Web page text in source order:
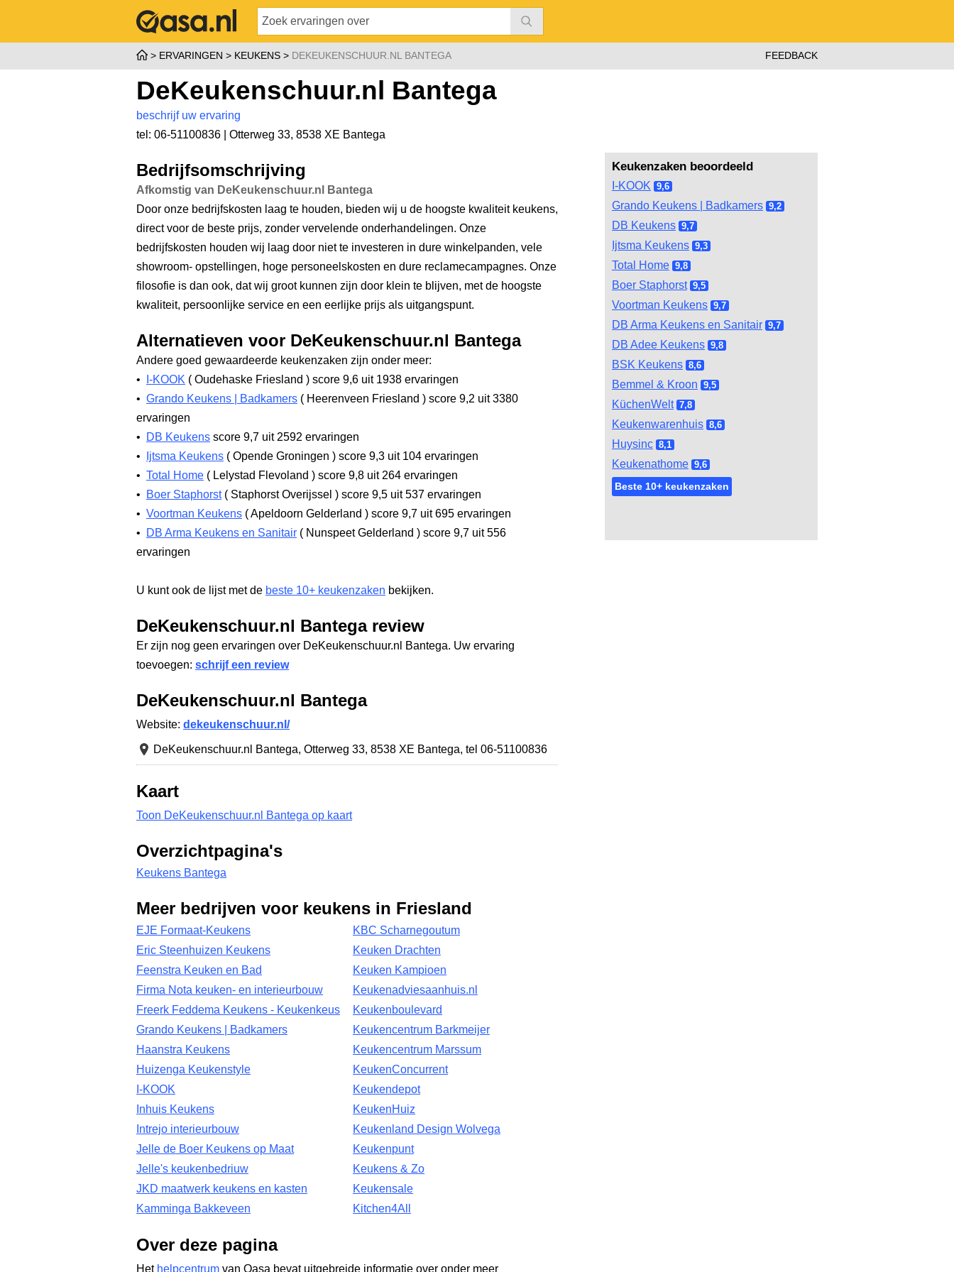
ERVARINGEN KEUKENS DEKEUKENSCHUUR.NL BANTEGA FEEDBACK
DeKeukenschuur.nl Bantega
beschrijf uw ervaring
tel: 06-51100836 | Otterweg 33, 8538 XE Bantega
Keukenzaken beoordeeld
I-KOOK 9,6
Grando Keukens | Badkamers 9,2
DB Keukens 9,7
Ijtsma Keukens 9,3
Total Home 9,8
Boer Staphorst 9,5
Voortman Keukens 9,7
DB Arma Keukens en Sanitair 9,7
DB Adee Keukens 9,8
BSK Keukens 8,6
Bemmel & Kroon 9,5
KüchenWelt 7,8
Keukenwarenhuis 8,6
Huysinc 8,1
Keukenathome 9,6
Beste 10+ keukenzaken
Bedrijfsomschrijving
Afkomstig van DeKeukenschuur.nl Bantega
Door onze bedrijfskosten laag te houden, bieden wij u de hoogste kwaliteit keukens,
direct voor de beste prijs, zonder vervelende onderhandelingen. Onze
bedrijfskosten houden wij laag door niet te investeren in dure winkelpanden, vele
showroom- opstellingen, hoge personeelskosten en dure reclamecampagnes. Onze
filosofie is dan ook, dat wij groot kunnen zijn door klein te blijven, met de hoogste
kwaliteit, persoonlijke service en een eerlijke prijs als uitgangspunt.
Alternatieven voor DeKeukenschuur.nl Bantega
Andere goed gewaardeerde keukenzaken zijn onder meer:
•
I-KOOK ( Oudehaske Friesland ) score 9,6 uit 1938 ervaringen
• Grando Keukens | Badkamers ( Heerenveen Friesland ) score 9,2 uit 3380
ervaringen
•
DB Keukens score 9,7 uit 2592 ervaringen
•
Ijtsma Keukens ( Opende Groningen ) score 9,3 uit 104 ervaringen
• Total Home ( Lelystad Flevoland ) score 9,8 uit 264 ervaringen
•
Boer Staphorst ( Staphorst Overijssel ) score 9,5 uit 537 ervaringen
• Voortman Keukens (Apeldoorn Gelderland ) score 9,7 uit 695 ervaringen
•
DB Arma Keukens en Sanitair ( Nunspeet Gelderland ) score 9,7 uit 556
ervaringen
U kunt ook de lijst met de beste 10+ keukenzaken bekijken.
DeKeukenschuur.nl Bantega review
Er zijn nog geen ervaringen over DeKeukenschuur.nl Bantega. Uw ervaring
toevoegen: schrijf een review
DeKeukenschuur.nl Bantega
Website: dekeukenschuur.nl/
DeKeukenschuur.nl Bantega, Otterweg 33, 8538 XE Bantega, tel 06-51100836
Kaart
Toon DeKeukenschuur.nl Bantega op kaart
Overzichtpagina's
Keukens Bantega
Meer bedrijven voor keukens in Friesland
EJE Formaat-Keukens
Eric Steenhuizen Keukens
Feenstra Keuken en Bad
Firma Nota keuken- en interieurbouw
Freerk Feddema Keukens - Keukenkeus
Grando Keukens | Badkamers
Haanstra Keukens
Huizenga Keukenstyle
I-KOOK
Inhuis Keukens
Intrejo interieurbouw
Jelle de Boer Keukens op Maat
Jelle's keukenbedriuw
JKD maatwerk keukens en kasten
Kamminga Bakkeveen
KBC Scharnegoutum
Keuken Drachten
Keuken Kampioen
Keukenadviesaanhuis.nl
Keukenboulevard
Keukencentrum Barkmeijer
Keukencentrum Marssum
KeukenConcurrent
Keukendepot
KeukenHuiz
Keukenland Design Wolvega
Keukenpunt
Keukens & Zo
Keukensale
Kitchen4All
Over deze pagina
Het helpcentrum van Qasa bevat uitgebreide informatie over onder meer